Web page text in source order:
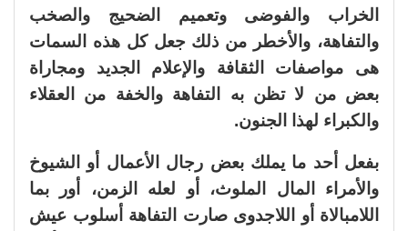
الخراب والفوضى وتعميم الضحيج والصخب
والتفاهة، والأخطر من ذلك جعل كل هذه السمات
هى مواصفات الثقافة والإعلام الجديد ومجاراة
بعض من لا تظن به التفاهة والخفة من العقلاء
والكبراء لهذا الجنون.
بفعل أحد ما يملك بعض رجال الأعمال أو الشيوخ
والأمراء المال الملوث، أو لعله الزمن، أور بما
اللامبالاة أو اللاجدوى صارت التفاهة أسلوب عيش